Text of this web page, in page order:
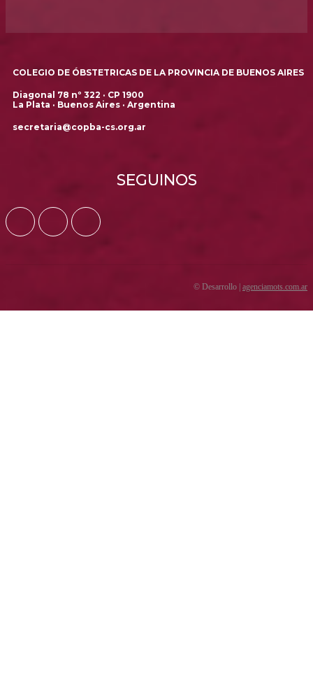
COLEGIO DE ÓBSTETRICAS DE LA PROVINCIA DE BUENOS AIRES
Diagonal 78 nº 322 · CP 1900
La Plata · Buenos Aires · Argentina
secretaria@copba-cs.org.ar
SEGUINOS
© Desarrollo | agenciamots.com.ar